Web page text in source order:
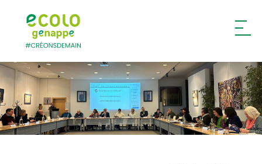
Ecolo – Genappe